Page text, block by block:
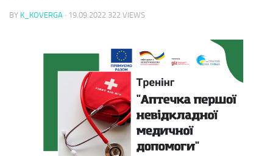
BY K_KOVERGA · 19.09.2022 322 VIEWS